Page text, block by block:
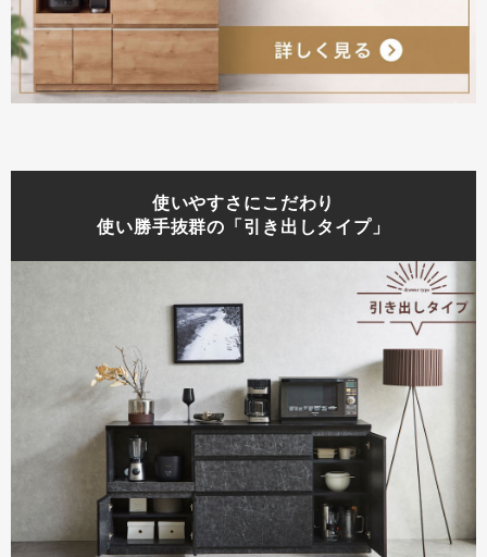
使いやすさにこだわり
使い勝手抜群の「引き出しタイプ」